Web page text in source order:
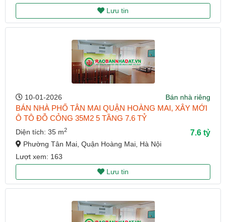
Lưu tin
10-01-2026 Bán nhà riêng
BÁN NHÀ PHỐ TÂN MAI QUẬN HOÀNG MAI, XÂY MỚI
Ô TÔ ĐỖ CỎNG 35M2 5 TẦNG 7.6 TỶ
Diện tích: 35 m2 7.6 tỷ
Phường Tân Mai, Quận Hoàng Mai, Hà Nội
Lượt xem: 163
Lưu tin